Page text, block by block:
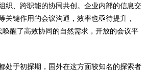
织、跨职能的协同共创。企业内部的信息交
键作用的会议沟通，效率也亟待提升，
醒了高效协同的自然需求，开放的会议平
处于初探期，国外在这方面较知名的探索者